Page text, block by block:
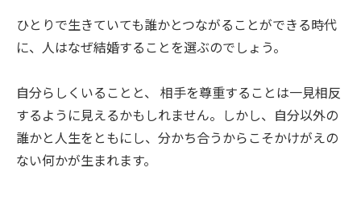
ひとりで生きていても誰かとつながることができる時代
に、人はなぜ結婚することを選ぶのでしょう。
自分らしくいることと、 相手を尊重することは一見相反
するように見えるかもしれません。しかし、自分以外の
誰かと人生をともにし、分かち合うからこそかけがえの
ない何かが生まれます。